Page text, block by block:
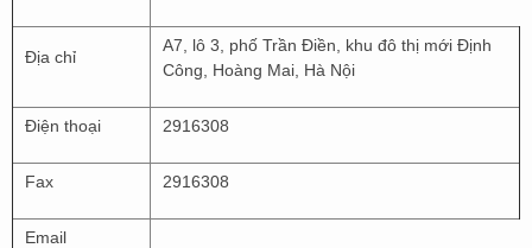
Địa chỉ
A7, lô 3, phố Trần Điền, khu đô thị mới Định
Công, Hoàng Mai, Hà Nội
Điện thoại 2916308
Fax 2916308
Email